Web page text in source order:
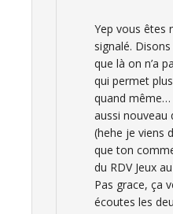
Yep vous êtes
signalé.
que là on n’a
qui permet
quand même…
aussi nouveau
(hehe je viens
que ton
du RDV Jeux
Pas grace, ça
écoutes les